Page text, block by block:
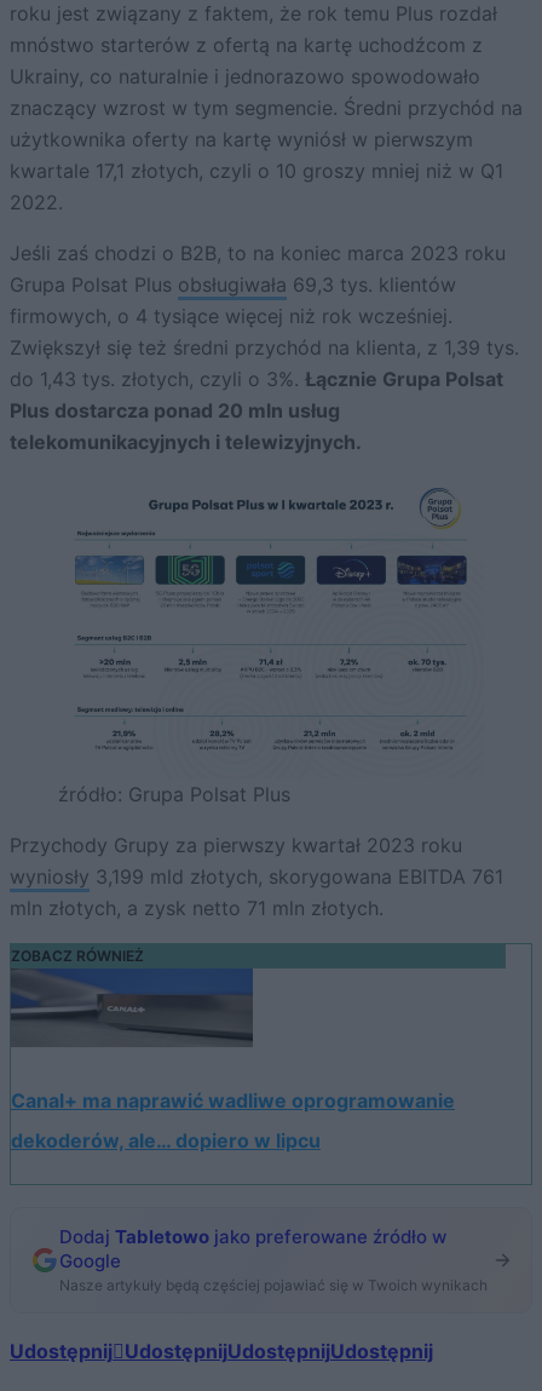
roku jest związany z faktem, że rok temu Plus rozdał
mnóstwo starterów z ofertą na kartę uchodźcom z
Ukrainy, co naturalnie i jednorazowo spowodowało
znaczący wzrost w tym segmencie. Średni przychód na
użytkownika oferty na kartę wyniósł w pierwszym
kwartale 17,1 złotych, czyli o 10 groszy mniej niż w Q1
2022.
Jeśli zaś chodzi o B2B, to na koniec marca 2023 roku
Grupa Polsat Plus obsługiwała 69,3 tys. klientów
firmowych, o 4 tysiące więcej niż rok wcześniej.
Zwiększył się też średni przychód na klienta, z 1,39 tys.
do 1,43 tys. złotych, czyli o 3%. Łącznie Grupa Polsat
Plus dostarcza ponad 20 mln usług
telekomunikacyjnych i telewizyjnych.
źródło: Grupa Polsat Plus
Przychody Grupy za pierwszy kwartał 2023 roku
wyniosły 3,199 mld złotych, skorygowana EBITDA 761
mln złotych, a zysk netto 71 mln złotych.
ZOBACZ RÓWNIEŻ
Canal+ ma naprawić wadliwe oprogramowanie
dekoderów, ale… dopiero w lipcu
Dodaj Tabletowo jako preferowane źródło w
Google
Nasze artykuły będą częściej pojawiać się w Twoich wynikach
Udostępnij UdostępnijUdostępnijUdostępnij